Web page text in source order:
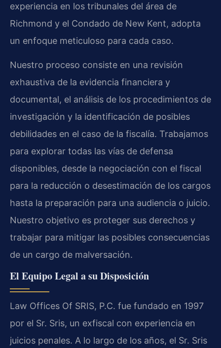
experiencia en los tribunales del área de
Richmond y el Condado de New Kent, adopta
un enfoque meticuloso para cada caso.
Nuestro proceso consiste en una revisión
exhaustiva de la evidencia financiera y
documental, el análisis de los procedimientos de
investigación y la identificación de posibles
debilidades en el caso de la fiscalía. Trabajamos
para explorar todas las vías de defensa
disponibles, desde la negociación con el fiscal
para la reducción o desestimación de los cargos
hasta la preparación para una audiencia o juicio.
Nuestro objetivo es proteger sus derechos y
trabajar para mitigar las posibles consecuencias
de un cargo de malversación.
El Equipo Legal a su Disposición
Law Offices Of SRIS, P.C. fue fundado en 1997
por el Sr. Sris, un exfiscal con experiencia en
juicios penales. A lo largo de los años, el Sr. Sris